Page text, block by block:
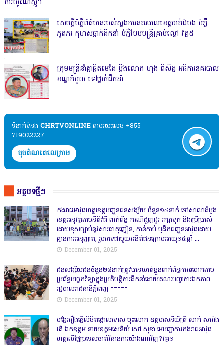
ការយូណេស្កូ។
សេចក្តីបំភ្លឺព័ត៌មានរបស់ស្នងការនគរបាលខេត្តបាត់ដំបង បំភ្លឺ
ភូតភរ កុហសថ្នាក់ដឹកនាំ បំភ្លឺបែបបន្ត្រីគ្រាប់ល្ពៅ វគ្គ៥
ក្រុមមន្ត្រីនាំគ្នាផ្ដិតមេដៃ ប្ដឹងលោក ហុង ពិសិដ្ឋ អធិការនគរបាល
ខណ្ឌកំបូល ទៅថ្នាក់ដឹកនាំ
ទំនាក់ទំនង​​ CHRTVONLINE តាមរយៈលេខ +855
719022227
ចុចតំណតេលេក្រាម
អត្ថបទថ្មីៗ
កងរាជឣាវុធហត្ថខេត្តបញ្ជូនជនសង្ស័យ ចំនួន១៤នាក់ ទៅសាលាដំបូង
ខេត្តឣនុវត្តតាមនីតិវិធី ពាក់ព័ន្ធ ករណីជួញដូរ រក្សាទុក និងប្រើប្រាស់
ដោយខុសច្បាប់នូវសារធាតុញៀន, កាន់កាប់ ឬដឹកជញ្ជូនអាវុធដោយ
គ្មានការអនុញ្ញាត, រួមភេទជាមួយអនីតិជនក្រោមអាយុ១៥ឆ្នាំ ...
December 01, 2025
ជនសង្ស័យជនចំនួន២៨នាក់ត្រូវបានឃាត់ខ្លួនពាក់ព័ន្ធការឆបោកតាម
ប្រព័ន្ធបច្ចេកវិទ្យាក្នុងប្រតិបត្តិការដឹកនាំដោយគណៈបញ្ជាការឯកភាព
រដ្ឋបាលរាជធានីភ្នំពេញ ‎=====
December 01, 2025
បង្វែររឿងធ្វើលិខិតថ្កោលទោស ចុះលោក ឧត្តមសេនីយ៍ត្រី សាក់ សារាំង
តើ ឯកឧត្តម នាយឧត្តមសេនីយ៍ សៅ សុខា មេបញ្ជាការកងរាជអាវុធ
ហត្ថលើផ្ទៃប្រទេសចាត់វិធានការយ៉ាងណាវិញ?វគ្គ១